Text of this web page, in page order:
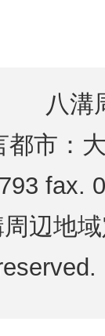
八
都市：
fax.
辺地